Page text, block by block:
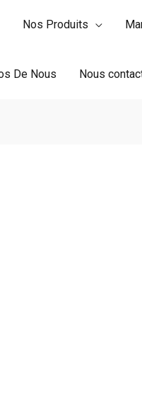
Nos Produits
De Nous Nous